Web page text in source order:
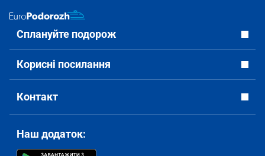
Сплануйте подорож
Корисні посилання
Контакт
Наш додаток: